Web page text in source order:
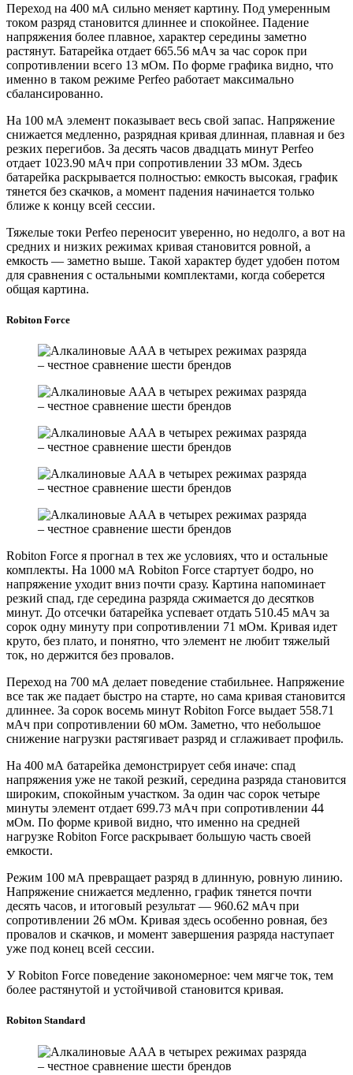
Переход на 400 мА сильно меняет картину. Под умеренным
током разряд становится длиннее и спокойнее. Падение
напряжения более плавное, характер середины заметно
растянут. Батарейка отдает 665.56 мАч за час сорок при
сопротивлении всего 13 мОм. По форме графика видно, что
именно в таком режиме Perfeo работает максимально
сбалансированно.
На 100 мА элемент показывает весь свой запас. Напряжение
снижается медленно, разрядная кривая длинная, плавная и без
резких перегибов. За десять часов двадцать минут Perfeo
отдает 1023.90 мАч при сопротивлении 33 мОм. Здесь
батарейка раскрывается полностью: емкость высокая, график
тянется без скачков, а момент падения начинается только
ближе к концу всей сессии.
Тяжелые токи Perfeo переносит уверенно, но недолго, а вот на
средних и низких режимах кривая становится ровной, а
емкость — заметно выше. Такой характер будет удобен потом
для сравнения с остальными комплектами, когда соберется
общая картина.
Robiton Force
Robiton Force я прогнал в тех же условиях, что и остальные
комплекты. На 1000 мА Robiton Force стартует бодро, но
напряжение уходит вниз почти сразу. Картина напоминает
резкий спад, где середина разряда сжимается до десятков
минут. До отсечки батарейка успевает отдать 510.45 мАч за
сорок одну минуту при сопротивлении 71 мОм. Кривая идет
круто, без плато, и понятно, что элемент не любит тяжелый
ток, но держится без провалов.
Переход на 700 мА делает поведение стабильнее. Напряжение
все так же падает быстро на старте, но сама кривая становится
длиннее. За сорок восемь минут Robiton Force выдает 558.71
мАч при сопротивлении 60 мОм. Заметно, что небольшое
снижение нагрузки растягивает разряд и сглаживает профиль.
На 400 мА батарейка демонстрирует себя иначе: спад
напряжения уже не такой резкий, середина разряда становится
широким, спокойным участком. За один час сорок четыре
минуты элемент отдает 699.73 мАч при сопротивлении 44
мОм. По форме кривой видно, что именно на средней
нагрузке Robiton Force раскрывает большую часть своей
емкости.
Режим 100 мА превращает разряд в длинную, ровную линию.
Напряжение снижается медленно, график тянется почти
десять часов, и итоговый результат — 960.62 мАч при
сопротивлении 26 мОм. Кривая здесь особенно ровная, без
провалов и скачков, и момент завершения разряда наступает
уже под конец всей сессии.
У Robiton Force поведение закономерное: чем мягче ток, тем
более растянутой и устойчивой становится кривая.
Robiton Standard